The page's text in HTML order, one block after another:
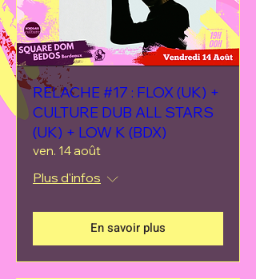
RELACHE #17 : FLOX (UK) +
CULTURE DUB ALL STARS
(UK) + LOW K (BDX)
ven. 14 août
Plus d'infos
En savoir plus